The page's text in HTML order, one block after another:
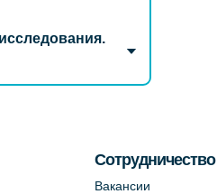
Сотрудничество
Вакансии